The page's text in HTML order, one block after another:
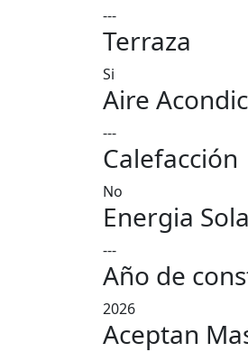
---
Terraza
Si
Aire
---
Calefacción
No
Energia
---
Año de
2026
Aceptan